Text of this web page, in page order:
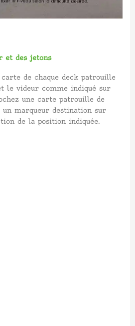
et des jetons
de chaque deck patrouille
le videur comme indiqué sur
une carte patrouille de
un marqueur destination sur
de la position indiquée.